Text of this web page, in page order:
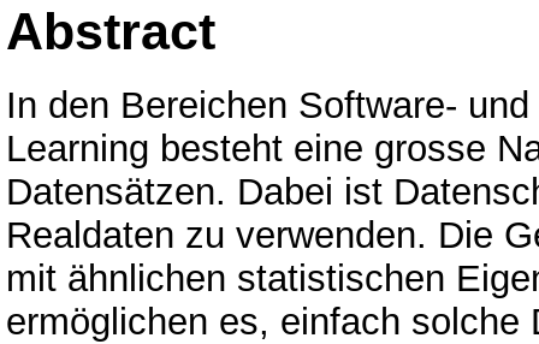
Abstract
In den Bereichen Software-
Learning besteht eine grosse
Datensätzen. Dabei ist
Realdaten zu verwenden. Die
mit ähnlichen statistischen
ermöglichen es, einfach solche